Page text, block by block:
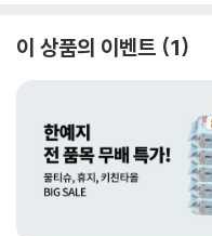
이 상품의 이벤트 1